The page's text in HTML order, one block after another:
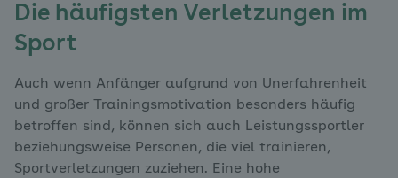
Die häufigsten Verletzungen im
Sport
Auch wenn Anfänger aufgrund von Unerfahrenheit
und großer Trainingsmotivation besonders häufig
betroffen sind, können sich auch Leistungssportler
beziehungsweise Personen, die viel trainieren,
Sportverletzungen zuziehen. Eine hohe